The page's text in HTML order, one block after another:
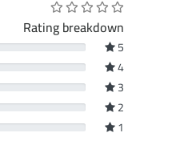
Rating breakdown
5
4
3
2
1